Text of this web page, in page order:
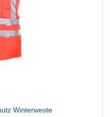
Winterweste